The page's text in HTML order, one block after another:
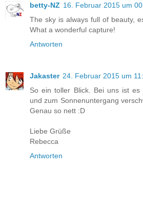
betty-NZ 16. Februar 2015 um
The sky is always full of beauty,
What a wonderful capture!
Antworten
Jakaster 24. Februar 2015 um
So ein toller Blick. Bei uns ist
und zum Sonnenuntergang
Genau so nett :D
Liebe Grüße
Rebecca
Antworten